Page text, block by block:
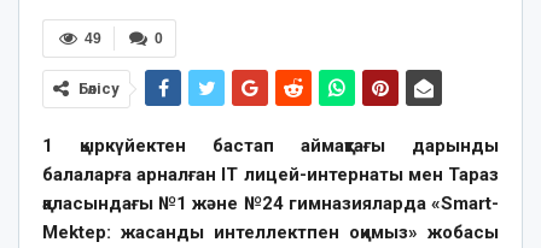
0
49
Бөлісу
1 қыркүйектен бастап аймақтағы дарынды
балаларға арналған IT лицей-интернаты мен Тараз
қаласындағы №1 және №24 гимназияларда «Smart-
Mektep: жасанды интеллектпен оқимыз» жобасы